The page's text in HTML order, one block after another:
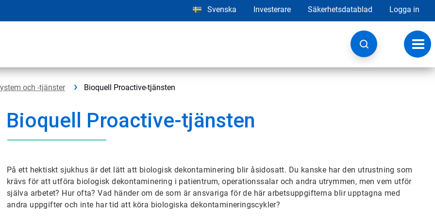
Svenska Investerare Säkerhetsdatablad Logga in
och -tjänster Bioquell Proactive-tjänsten
Bioquell Proactive-tjänsten
På ett hektiskt sjukhus är det lätt att biologisk dekontaminering blir åsidosatt. Du kanske har den utrustning som
krävs för att utföra biologisk dekontaminering i patientrum, operationssalar och andra utrymmen, men vem utför
själva arbetet? Hur ofta? Vad händer om de som är ansvariga för de här arbetsuppgifterna blir upptagna med
andra uppgifter och inte har tid att köra biologiska dekontamineringscykler?